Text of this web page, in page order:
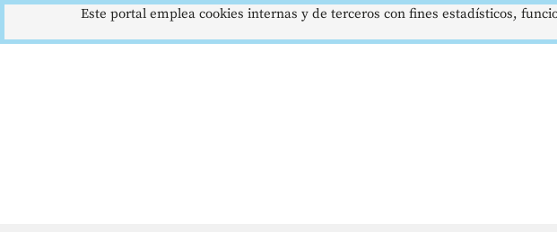
Este portal emplea cookies internas y de terceros con fines estadísticos,